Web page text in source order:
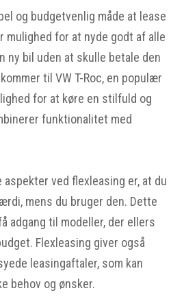
og budgetvenlig måde at lease
mulighed for at nyde godt af alle
ny bil uden at skulle betale den
til VW T-Roc, en populær
for at køre en stilfuld og
funktionalitet med
ved flexleasing er, at du
mens du bruger den. Dette
adgang til modeller, der ellers
Flexleasing giver også
leasingaftaler, som kan
behov og ønsker.